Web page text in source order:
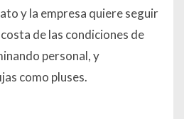
y la empresa quiere seguir
de las condiciones de
personal, y
como pluses.